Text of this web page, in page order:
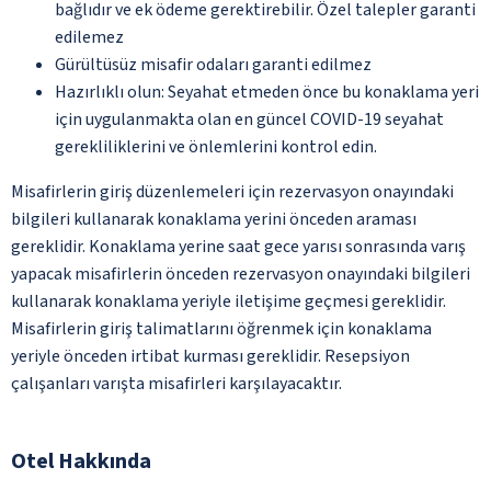
bağlıdır ve ek ödeme gerektirebilir. Özel talepler garanti
edilemez
Gürültüsüz misafir odaları garanti edilmez
Hazırlıklı olun: Seyahat etmeden önce bu konaklama yeri
için uygulanmakta olan en güncel COVID-19 seyahat
gerekliliklerini ve önlemlerini kontrol edin.
Misafirlerin giriş düzenlemeleri için rezervasyon onayındaki
bilgileri kullanarak konaklama yerini önceden araması
gereklidir. Konaklama yerine saat gece yarısı sonrasında varış
yapacak misafirlerin önceden rezervasyon onayındaki bilgileri
kullanarak konaklama yeriyle iletişime geçmesi gereklidir.
Misafirlerin giriş talimatlarını öğrenmek için konaklama
yeriyle önceden irtibat kurması gereklidir. Resepsiyon
çalışanları varışta misafirleri karşılayacaktır.
Otel Hakkında